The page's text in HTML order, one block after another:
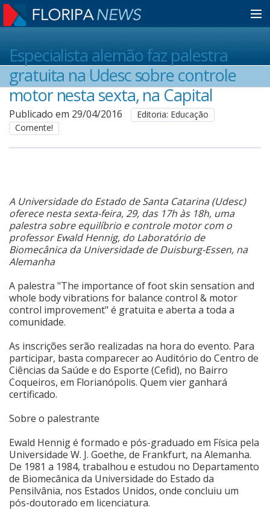
Home
Notícias
Colunistas
Guia de Serviços
Anuncie
Cinema
Anuncie
Especialista alemão faz palestra
gratuita na Udesc sobre controle
motor nesta sexta, na Capital
Publicado em 29/04/2016
Editoria: Educação
Comente!
A Universidade do Estado de Santa Catarina (Udesc)
oferece nesta sexta-feira, 29, das 17h às 18h, uma
palestra sobre equilíbrio e controle motor com o
professor Ewald Hennig, do Laboratório de
Biomecânica da Universidade de Duisburg-Essen, na
Alemanha
A palestra "The importance of foot skin sensation and
whole body vibrations for balance control & motor
control improvement" é gratuita e aberta a toda a
comunidade.
As inscrições serão realizadas na hora do evento. Para
participar, basta comparecer ao Auditório do Centro de
Ciências da Saúde e do Esporte (Cefid), no Bairro
Coqueiros, em Florianópolis. Quem vier ganhará
certificado.
Sobre o palestrante
Ewald Hennig é formado e pós-graduado em Física pela
Universidade W. J. Goethe, de Frankfurt, na Alemanha.
De 1981 a 1984, trabalhou e estudou no Departamento
de Biomecânica da Universidade do Estado da
Pensilvânia, nos Estados Unidos, onde concluiu um
pós-doutorado em licenciatura.